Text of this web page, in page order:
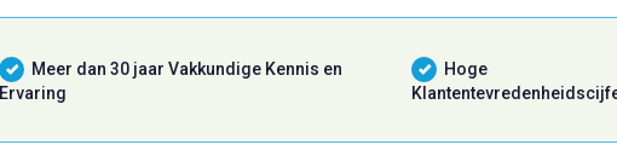
Meer dan 30 jaar Vakkundige Kennis en
Ervaring
Hoge